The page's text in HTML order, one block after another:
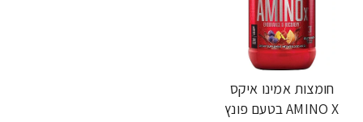
חומצות אמינו איקס
AMINO X בטעם פונץ